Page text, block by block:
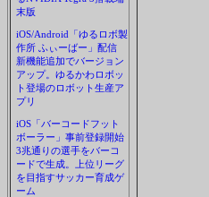
末版
iOS/Android「ゆるロボ製
作所 ふぃーばー」配信
新機能追加でバージョン
アップ。ゆるかわロボッ
ト登場のロボット生産ア
プリ
iOS「バーコードフット
ボーラー」事前登録開始
3兆通りの選手をバーコ
ードで生成。上位リーグ
を目指すサッカー育成ゲ
ーム